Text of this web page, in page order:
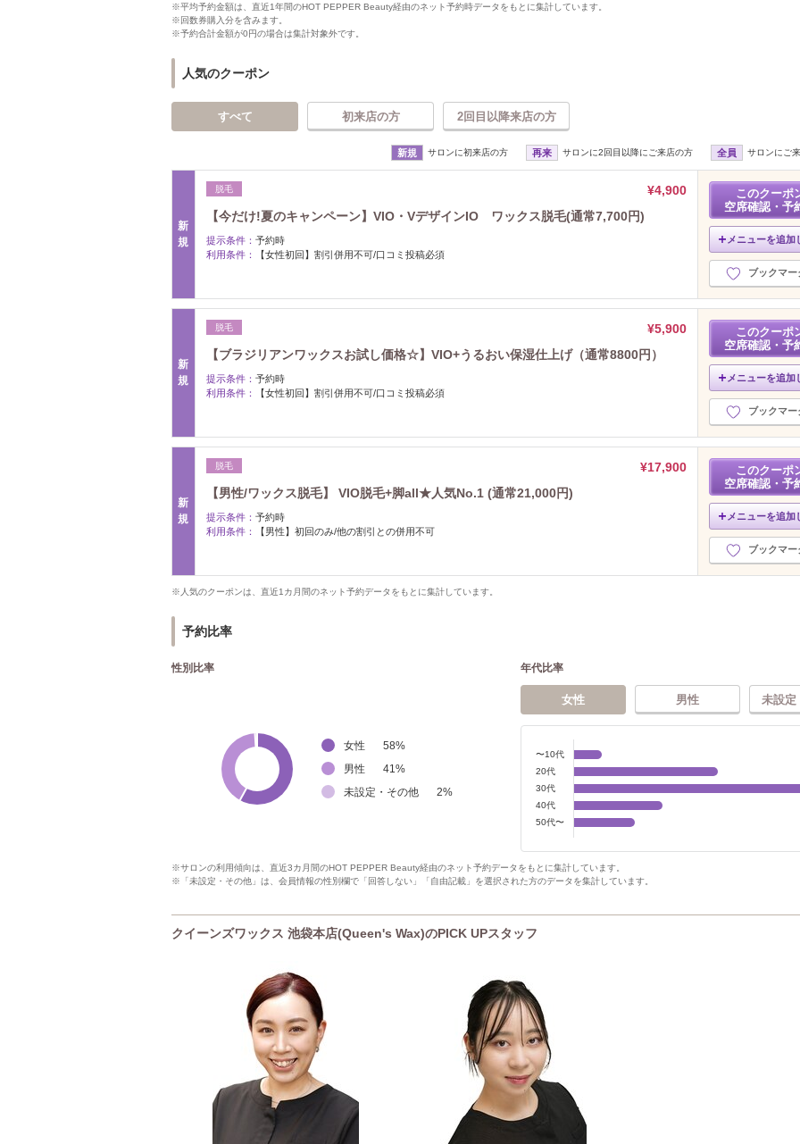
※平均予約金額は、直近1年間のHOT PEPPER Beauty経由のネット予約時データをもとに集計しています。
※回数券購入分を含みます。
※予約合計金額が0円の場合は集計対象外です。
人気のクーポン
すべて 初来店の方 2回目以降来店の方
新規 サロンに初来店の方 再来 サロンに2回目以降にご来店の方 全員 サロンにご
新
規
脱毛
¥4,900
【今だけ!夏のキャンペーン】VIO・VデザインIO ワックス脱毛(通常7,700円)
提示条件： 予約時
利用条件：
【女性初回】割引併用不可/口コミ投稿必須
このクーポ
空席確認・予
メニューを追加
ブックマー
新
規
脱毛
¥5,900
【ブラジリアンワックスお試し価格☆】VIO+うるおい保湿仕上げ（通常8800円）
提示条件： 予約時
利用条件：
【女性初回】割引併用不可/口コミ投稿必須
このクーポ
空席確認・予
メニューを追加
ブックマー
新
規
脱毛
¥17,900
【男性/ワックス脱毛】 VIO脱毛+脚all★人気No.1 (通常21,000円)
提示条件： 予約時
利用条件：
【男性】初回のみ/他の割引との併用不可
このクーポ
空席確認・予
メニューを追加
ブックマー
※人気のクーポンは、直近1カ月間のネット予約データをもとに集計しています。
予約比率
性別比率
女性 58%
男性
41 %
未設定・その他
2%
年代比率
女性 男性 未設定
〜10代
20代
30代
40代
50代〜
※サロンの利用傾向は、直近3カ月間のHOT PEPPER Beauty経由のネット予約データをもとに集計しています。
※「未設定・その他」は、会員情報の性別欄で「回答しない」「自由記載」を選択された方のデータを集計しています。
クイーンズワックス 池袋本店(Queen's Wax)のPICK UPスタッフ